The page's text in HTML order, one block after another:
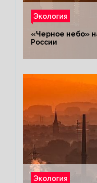
Экология
«Черное небо»
России
Экология